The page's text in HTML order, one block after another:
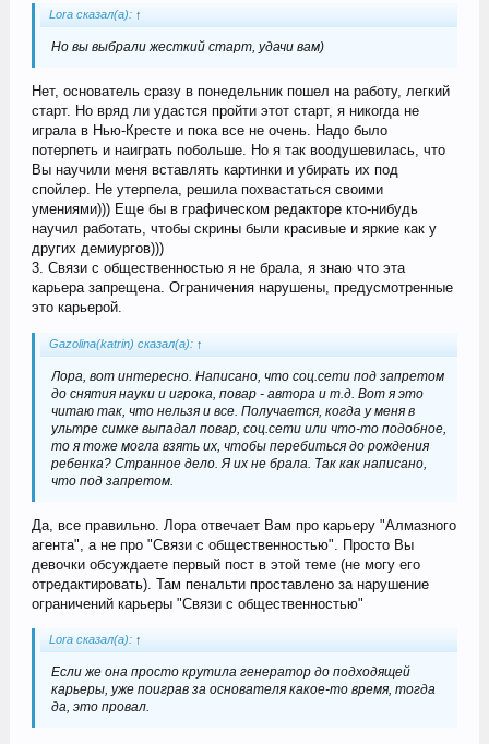
Lora сказал(а): ↑
Но вы выбрали жесткий старт, удачи вам)
Нет, основатель сразу в понедельник пошел на работу, легкий
старт. Но вряд ли удастся пройти этот старт, я никогда не
играла в Нью-Кресте и пока все не очень. Надо было
потерпеть и наиграть побольше. Но я так воодушевилась, что
Вы научили меня вставлять картинки и убирать их под
спойлер. Не утерпела, решила похвастаться своими
умениями))) Еще бы в графическом редакторе кто-нибудь
научил работать, чтобы скрины были красивые и яркие как у
других демиургов)))
3. Связи с общественностью я не брала, я знаю что эта
карьера запрещена. Ограничения нарушены, предусмотренные
это карьерой.
Gazolina(katrin) сказал(а): ↑
Лора, вот интересно. Написано, что соц.сети под запретом
до снятия науки и игрока, повар - автора и т.д. Вот я это
читаю так, что нельзя и все. Получается, когда у меня в
ультре симке выпадал повар, соц.сети или что-то подобное,
то я тоже могла взять их, чтобы перебиться до рождения
ребенка? Странное дело. Я их не брала. Так как написано,
что под запретом.
Да, все правильно. Лора отвечает Вам про карьеру "Алмазного
агента", а не про "Связи с общественностью". Просто Вы
девочки обсуждаете первый пост в этой теме (не могу его
отредактировать). Там пенальти проставлено за нарушение
ограничений карьеры "Связи с общественностью"
Lora сказал(а): ↑
Если же она просто крутила генератор до подходящей
карьеры, уже поиграв за основателя какое-то время, тогда
да, это провал.